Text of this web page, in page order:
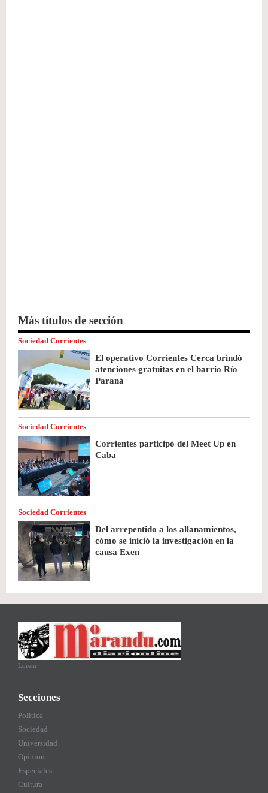
Más títulos de sección
Sociedad Corrientes
El operativo Corrientes Cerca brindó
atenciones gratuitas en el barrio Río
Paraná
Sociedad Corrientes
Corrientes participó del Meet Up en
Caba
Sociedad Corrientes
Del arrepentido a los allanamientos,
cómo se inició la investigación en la
causa Exen
Lorem
Secciones
Politica
Sociedad
Universidad
Opinion
Especiales
Cultura